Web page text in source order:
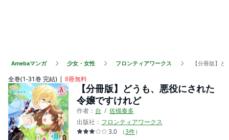
Amebaマンガ 少女・女性 フロンティアワークス 【分冊版】
全巻(1-31巻 完結) 8冊無料
【分冊版】どうも、悪役にされた
令嬢ですけれど
作者： 台
佐槻奏多
出版社： フロンティアワークス
3.0
（3件）